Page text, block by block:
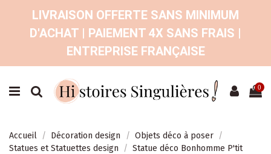
LIVRAISON OFFERTE SANS MINIMUM
D'ACHAT | PAIEMENT 4X SANS FRAIS |
ENTREPRISE FRANÇAISE
0
Accueil Décoration design
Objets déco à poser
Statues et Statuettes design
Statue déco Bonhomme P'tit